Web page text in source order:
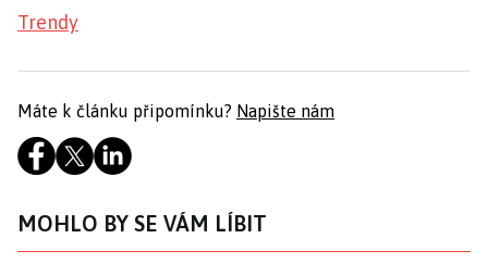
Trendy
Máte k článku připomínku? Napište nám
MOHLO BY SE VÁM LÍBIT